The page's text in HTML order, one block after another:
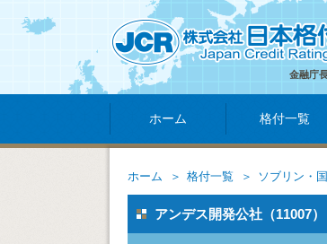
金融庁
ホーム 格付一覧
ホーム 格付一覧 ソブリン・
アンデス開発公社（11007）